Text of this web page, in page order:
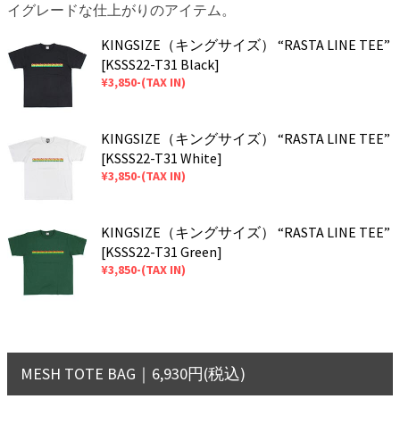
イグレードな仕上がりのアイテム。
KINGSIZE（キングサイズ） “RASTA LINE TEE”
[KSSS22-T31 Black]
¥3,850-(TAX IN)
KINGSIZE（キングサイズ） “RASTA LINE TEE”
[KSSS22-T31 White]
¥3,850-(TAX IN)
KINGSIZE（キングサイズ） “RASTA LINE TEE”
[KSSS22-T31 Green]
¥3,850-(TAX IN)
MESH TOTE BAG｜6,930円(税込)